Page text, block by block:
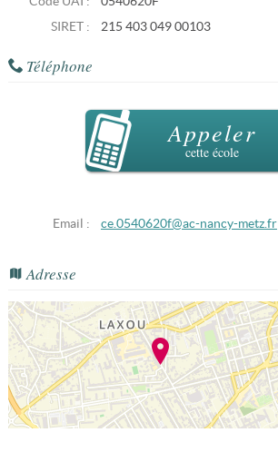
SIRET :
215 403 049 00103
Téléphone
Appeler
cette école
Email : ce.0540620f@ac-nancy-metz.fr
Adresse